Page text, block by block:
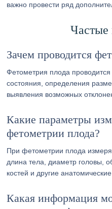
важно провести ряд
Частые
Зачем проводится
Фетометрия плода проводится
состояния, определения
выявления возможных
Какие параметры
фетометрии плода?
При фетометрии плода
длина тела, диаметр головы,
костей и другие
Какая информация